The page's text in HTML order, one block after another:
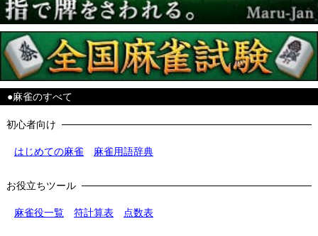
●麻雀のすべて
初心者向け
はじめての麻雀 麻雀用語辞典
お役立ちツール
麻雀役一覧 符計算表 点数表